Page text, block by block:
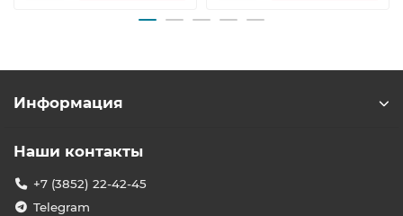
Информация
Наши контакты
+7 (3852) 22-42-45
Telegram